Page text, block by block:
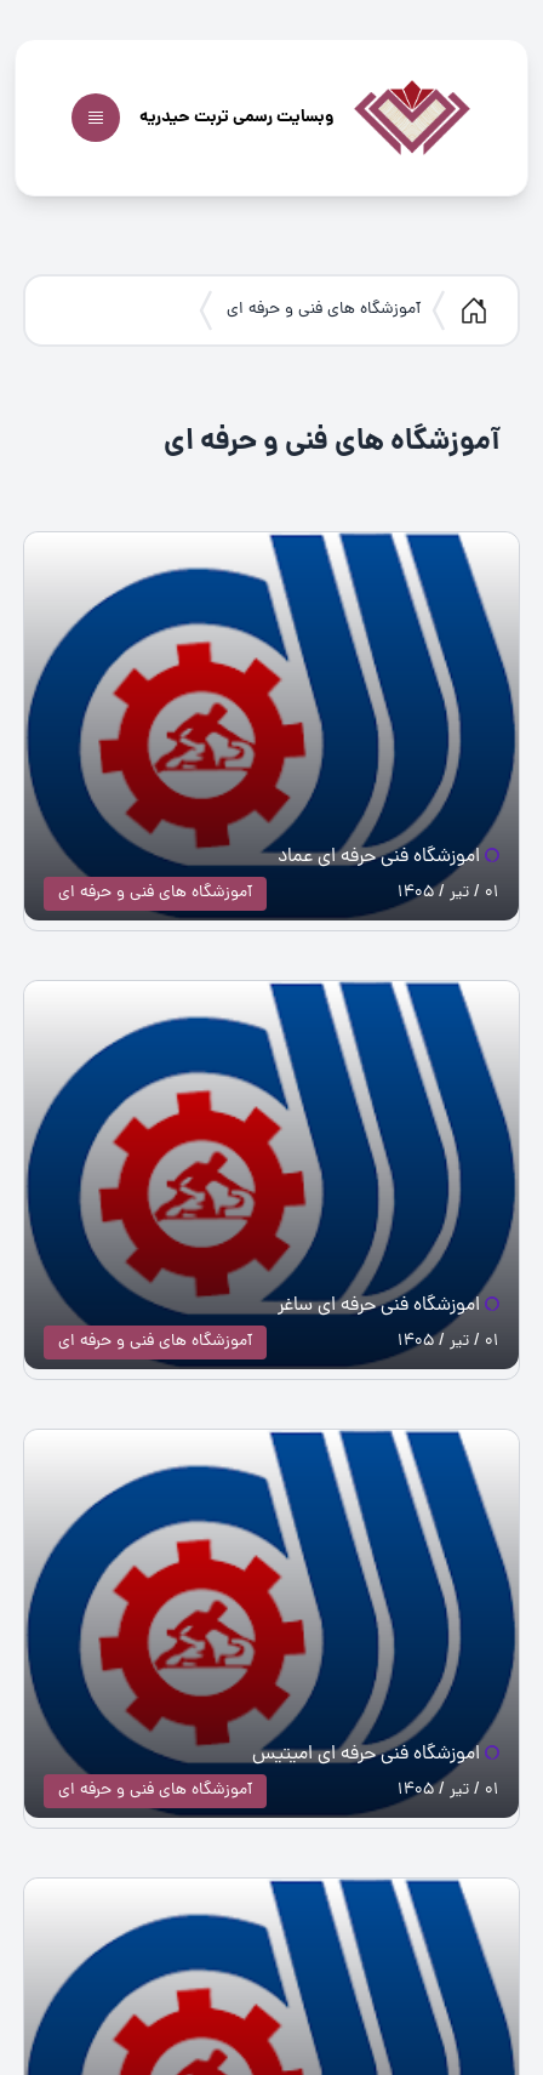
وبسایت رسمی تربت حیدریه
آموزشگاه های فنی و حرفه ای
آموزشگاه های فنی و حرفه ای
اموزشگاه فنی حرفه ای عماد
آموزشگاه های فنی و حرفه ای 01 / تیر / 1405
اموزشگاه فنی حرفه ای ساغر
آموزشگاه های فنی و حرفه ای 01 / تیر / 1405
اموزشگاه فنی حرفه ای امیتیس
آموزشگاه های فنی و حرفه ای 01 / تیر / 1405